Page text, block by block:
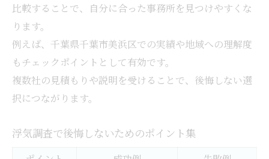
比較することで、自分に合った事務所を見つけやすくな
ります。
例えば、千葉県千葉市美浜区での実績や地域への理解度
もチェックポイントとして有効です。
複数社の見積もりや説明を受けることで、後悔しない選
択につながります。
浮気調査で後悔しないためのポイント集